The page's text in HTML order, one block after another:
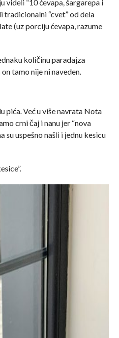
videli “10 ćevapa, šargarepa i
tradicionalni “cvet” od dela
(uz porciju ćevapa, razume
količinu paradajza
tamo nije ni naveden.
pića. Već u više navrata Nota
crni čaj i nanu jer “nova
su uspešno našli i jednu kesicu